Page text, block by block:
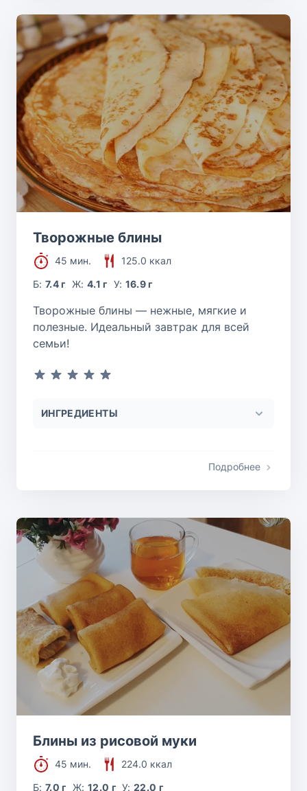
Творожные блины
45 мин.
125.0 ккал
Б:7.4 г Ж: 4.1 г У: 16.9 г
Творожные блины — нежные, мягкие и
полезные. Идеальный завтрак для всей
семьи!
ИНГРЕДИЕНТЫ
Подробнее
Блины из рисовой муки
45 мин.
224.0 ккал
Б:7.0 г Ж: 12.0 г У:22.0 г